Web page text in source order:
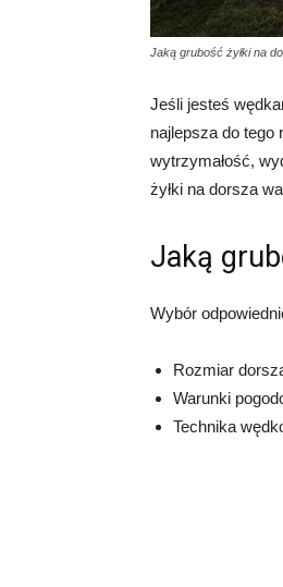
Jaką grubość żyłki na
Jeśli jesteś
najlepsza do tego
wytrzymałość,
żyłki na dorsza
Jaką
Wybór
Rozmiar
Warunki
Technika